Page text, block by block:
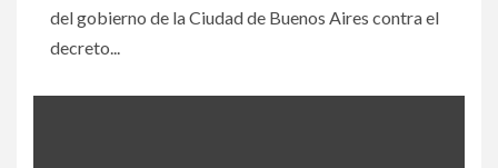
del gobierno de la Ciudad de Buenos Aires contra el
decreto...